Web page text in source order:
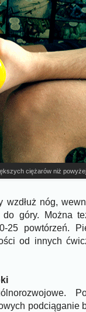
ciężarów niż
wzdłuż nóg,
do góry. Można
25 powtórzeń.
od innych
podciąganie